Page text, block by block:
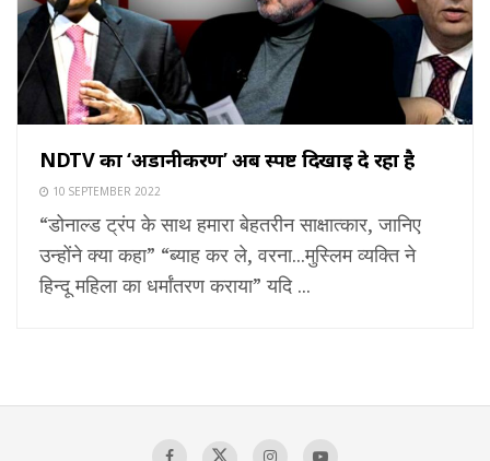
NDTV का ‘अडानीकरण’ अब स्पष्ट दिखाई दे रहा है
10 SEPTEMBER 2022
“डोनाल्ड ट्रंप के साथ हमारा बेहतरीन साक्षात्कार, जानिए
उन्होंने क्या कहा” “ब्याह कर ले, वरना...मुस्लिम व्यक्ति ने
हिन्दू महिला का धर्मांतरण कराया” यदि ...